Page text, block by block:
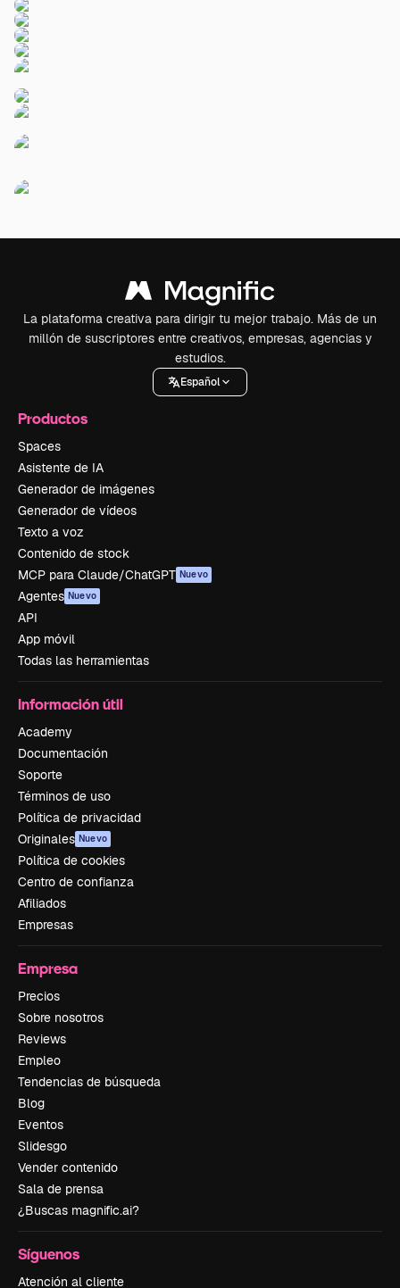
La plataforma creativa para dirigir tu mejor trabajo. Más de un
millón de suscriptores entre creativos, empresas, agencias y
estudios.
Español
Productos
Spaces
Asistente de IA
Generador de imágenes
Generador de vídeos
Texto a voz
Contenido de stock
MCP para Claude/ChatGPT Nuevo
Agentes Nuevo
API
App móvil
Todas las herramientas
Información útil
Academy
Documentación
Soporte
Términos de uso
Política de privacidad
Originales Nuevo
Política de cookies
Centro de confianza
Afiliados
Empresas
Empresa
Precios
Sobre nosotros
Reviews
Empleo
Tendencias de búsqueda
Blog
Eventos
Slidesgo
Vender contenido
Sala de prensa
¿Buscas magnific.ai?
Síguenos
Atención al cliente